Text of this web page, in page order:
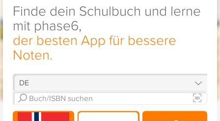
Finde dein Schulbuch und lerne
mit phase6,
der besten App für bessere
Noten.